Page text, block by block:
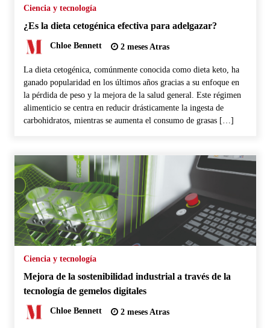
Ciencia y tecnología
¿Es la dieta cetogénica efectiva para adelgazar?
Chloe Bennett 2 meses Atras
La dieta cetogénica, comúnmente conocida como dieta keto, ha
ganado popularidad en los últimos años gracias a su enfoque en
la pérdida de peso y la mejora de la salud general. Este régimen
alimenticio se centra en reducir drásticamente la ingesta de
carbohidratos, mientras se aumenta el consumo de grasas […]
Ciencia y tecnología
Mejora de la sostenibilidad industrial a través de la
tecnología de gemelos digitales
Chloe Bennett 2 meses Atras